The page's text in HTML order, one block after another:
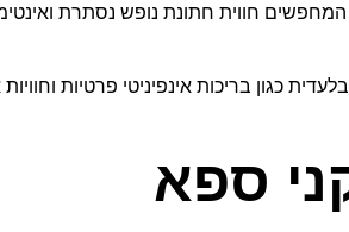
כגון בריכות אינפיניטי פרטיות וחוויות
ספא